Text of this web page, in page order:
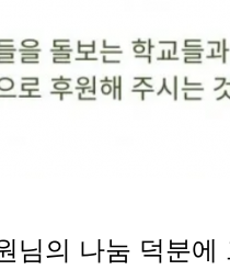
님의 나눔 덕분